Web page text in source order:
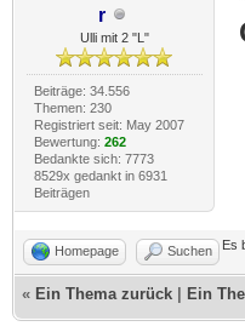
r
Ulli mit 2 "L"
Beiträge: 34.556
Themen: 230
Registriert seit: May 2007
Bewertung: 262
Bedankte sich: 7773
8529x gedankt in 6931
Beiträgen
Homepage Suchen Es
« Ein Thema zurück Ein